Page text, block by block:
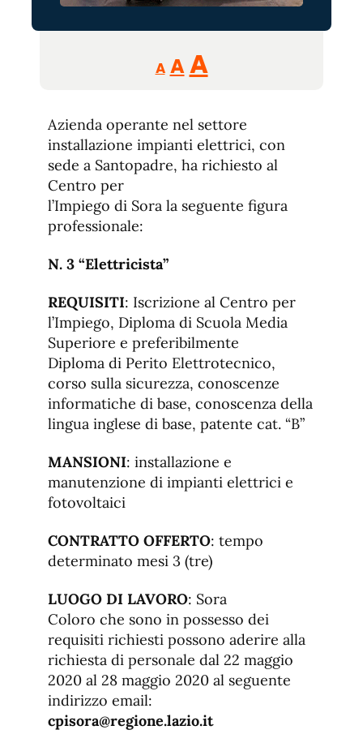
A
Reducir
tamaño
A Restablecer
de
fuente
AAumentar
de
fuente.
Azienda operante nel settore
installazione impianti elettrici, con
sede a Santopadre, ha richiesto al
Centro per
l’Impiego di Sora la seguente figura
professionale:
N. 3 “Elettricista”
REQUISITI: Iscrizione al Centro per
l’Impiego, Diploma di Scuola Media
Superiore e preferibilmente
Diploma di Perito Elettrotecnico,
corso sulla sicurezza, conoscenze
informatiche di base, conoscenza della
lingua inglese di base, patente cat. “B”
MANSIONI: installazione e
manutenzione di impianti elettrici e
fotovoltaici
CONTRATTO OFFERTO: tempo
determinato mesi 3 (tre)
LUOGO DI LAVORO: Sora
Coloro che sono in possesso dei
requisiti richiesti possono aderire alla
richiesta di personale dal 22 maggio
2020 al 28 maggio 2020 al seguente
indirizzo email:
cpisora@regione.lazio.it